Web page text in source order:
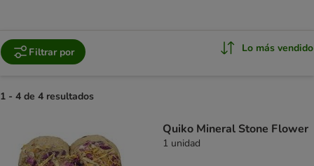
Filtrar por Lo más vendido
1 - 4 de 4 resultados
Quiko Mineral Stone Flower
1 unidad